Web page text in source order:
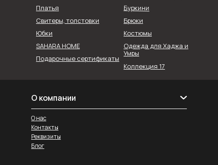
Коллекция 17
Юбки
Брюки
SAHARA HOME
Платья
Свитеры, толстовки
Буркини
Костюмы
Подарочные сертификаты
Одежда для Хаджа и
Умры
О компании
Реквизиты
Блог
О нас
Контакты